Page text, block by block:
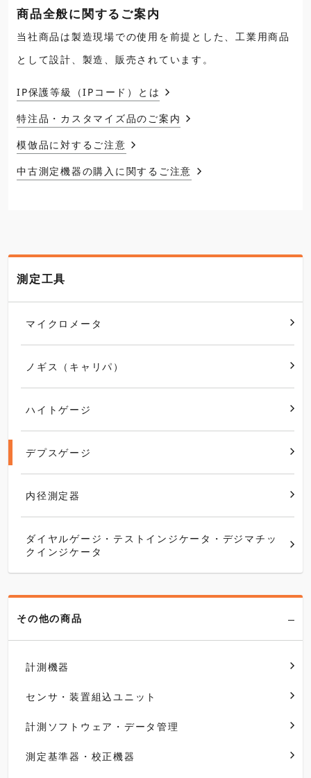
商品全般に関するご案内
当社商品は製造現場での使用を前提とした、工業用商品
として設計、製造、販売されています。
IP保護等級（IPコード）とは
特注品・カスタマイズ品のご案内
模倣品に対するご注意
中古測定機器の購入に関するご注意
測定工具
マイクロメータ
ノギス（キャリパ）
ハイトゲージ
デプスゲージ
内径測定器
ダイヤルゲージ・テストインジケータ・デジマチッ
クインジケータ
その他の商品
計測機器
センサ・装置組込ユニット
計測ソフトウェア・データ管理
測定基準器・校正機器